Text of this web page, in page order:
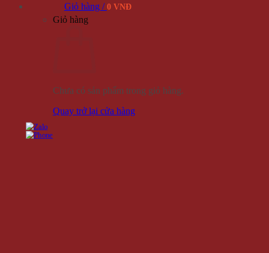
Giỏ hàng / 0 VNĐ
Giỏ hàng
Chưa có sản phẩm trong giỏ hàng.
Quay trở lại cửa hàng